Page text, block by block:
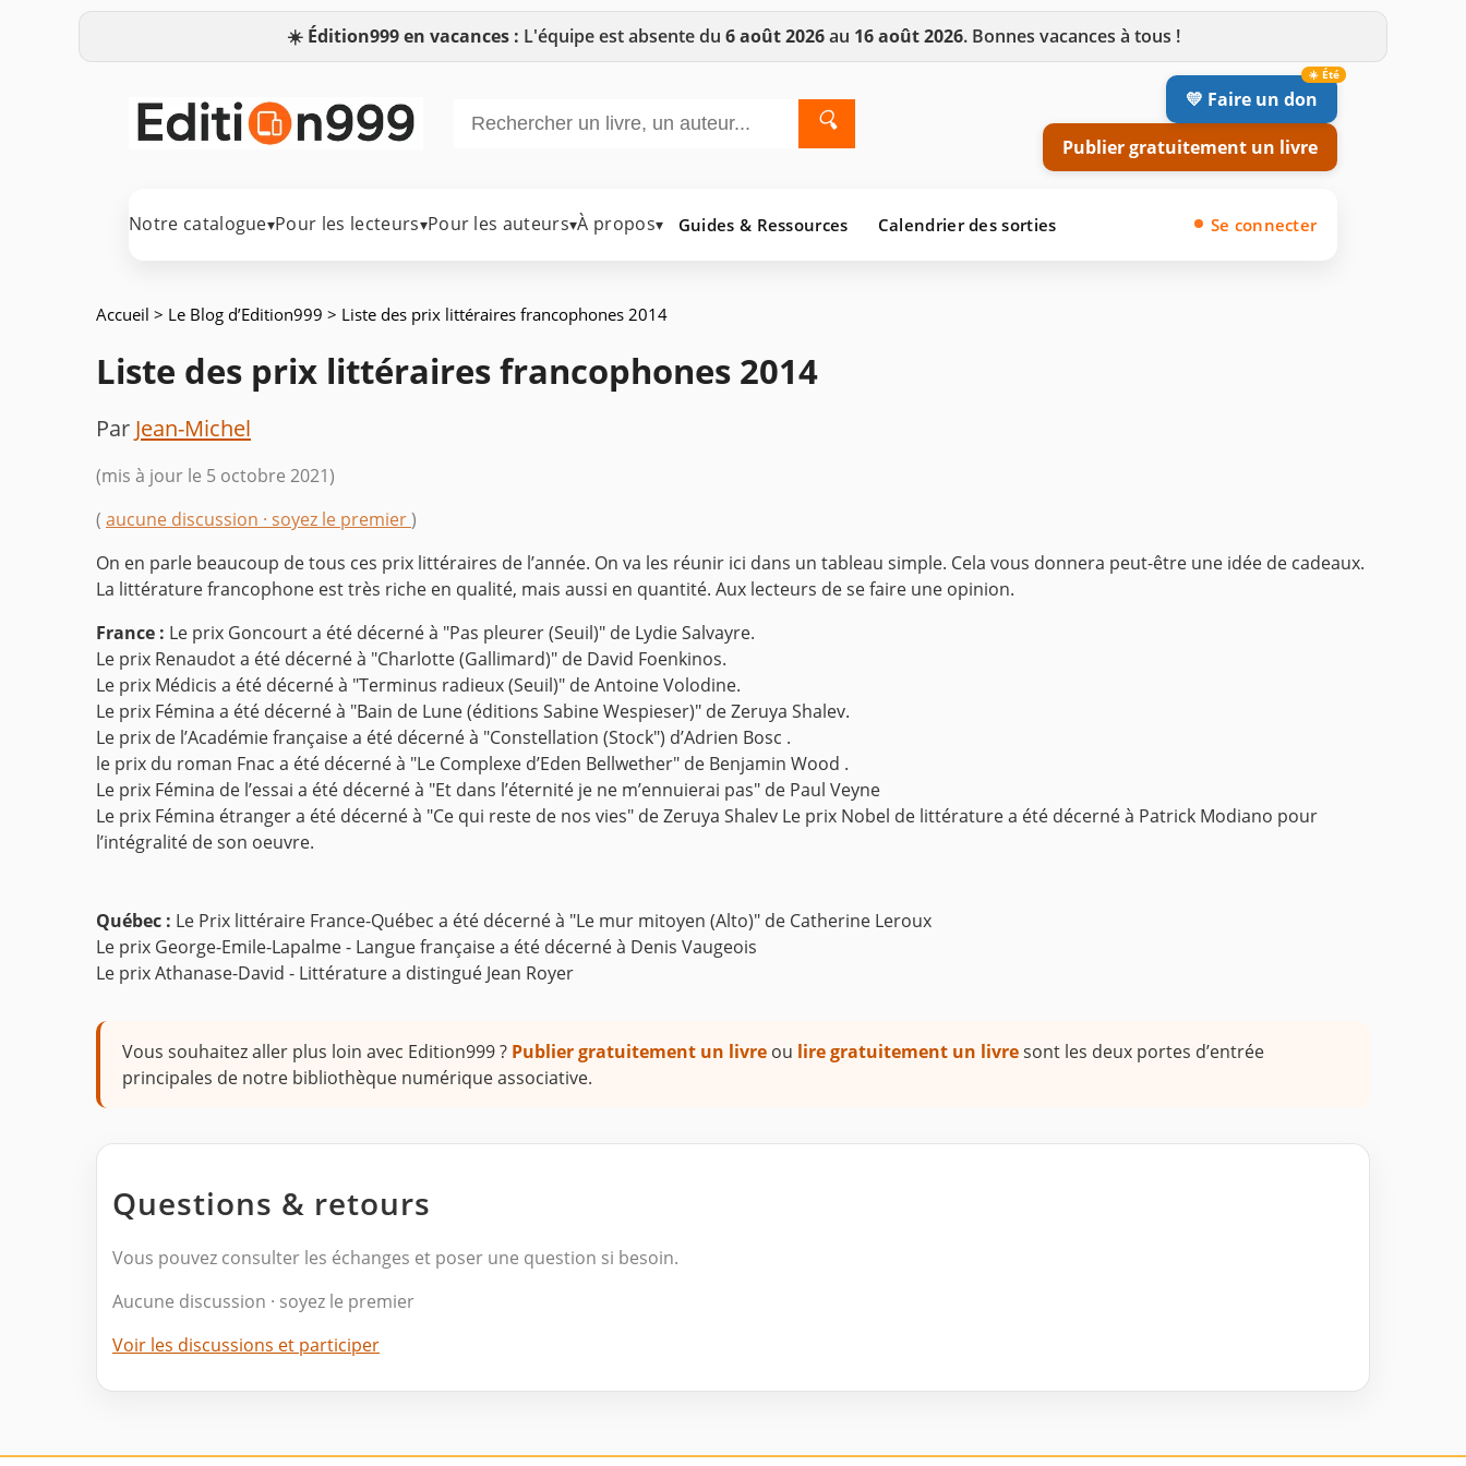
☀️ Édition999 en vacances : L'équipe est absente du 6 août 2026au 16 août 2026. Bonnes vacances à tous !
🔍
💛 Faire un don
Publier gratuitement un livre
Notre catalogue▾Pour les lecteurs▾Pour les auteurs▾À propos▾ Guides & Ressources Calendrier des sorties Se connecter
Accueil > Le Blog d’Edition999 > Liste des prix littéraires francophones 2014
Liste des prix littéraires francophones 2014
Par Jean-Michel
(mis à jour le 5 octobre 2021)
( aucune discussion · soyez le premier)
On en parle beaucoup de tous ces prix littéraires de l’année. On va les réunir ici dans un tableau simple. Cela vous donnera peut-être une idée de cadeaux.
La littérature francophone est très riche en qualité, mais aussi en quantité. Aux lecteurs de se faire une opinion.
France : Le prix Goncourt a été décerné à "Pas pleurer (Seuil)" de Lydie Salvayre.
Le prix Renaudot a été décerné à "Charlotte (Gallimard)" de David Foenkinos.
Le prix Médicis a été décerné à "Terminus radieux (Seuil)" de Antoine Volodine.
Le prix Fémina a été décerné à "Bain de Lune (éditions Sabine Wespieser)" de Zeruya Shalev.
Le prix de l’Académie française a été décerné à "Constellation (Stock") d’Adrien Bosc .
le prix du roman Fnac a été décerné à "Le Complexe d’Eden Bellwether" de Benjamin Wood .
Le prix Fémina de l’essai a été décerné à "Et dans l’éternité je ne m’ennuierai pas" de Paul Veyne
Le prix Fémina étranger a été décerné à "Ce qui reste de nos vies" de Zeruya Shalev Le prix Nobel de littérature a été décerné à Patrick Modiano pour
l’intégralité de son oeuvre.
Québec : Le Prix littéraire France-Québec a été décerné à "Le mur mitoyen (Alto)" de Catherine Leroux
Le prix George-Emile-Lapalme - Langue française a été décerné à Denis Vaugeois
Le prix Athanase-David - Littérature a distingué Jean Royer
Vous souhaitez aller plus loin avec Edition999 ? Publier gratuitement un livre ou lire gratuitement un livresont les deux portes d’entrée
principales de notre bibliothèque numérique associative.
Questions & retours
Vous pouvez consulter les échanges et poser une question si besoin.
Aucune discussion · soyez le premier
Voir les discussions et participer